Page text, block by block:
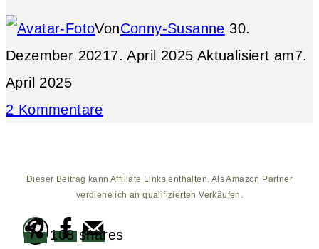
VonConny-Susanne 30.
Dezember 20217. April 2025 Aktualisiert am7.
April 2025
2 Kommentare
Dieser Beitrag kann Affiliate Links enthalten. Als Amazon Partner
verdiene ich an qualifizierten Verkäufen.
108 shares